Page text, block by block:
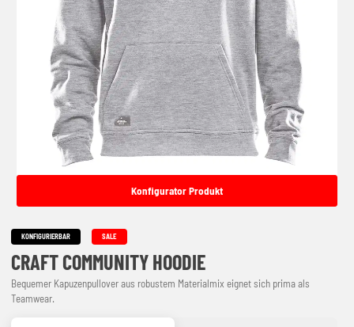
Konfigurator Produkt
KONFIGURIERBAR SALE
CRAFT COMMUNITY HOODIE
Bequemer Kapuzenpullover aus robustem Materialmix eignet sich prima als
Teamwear.